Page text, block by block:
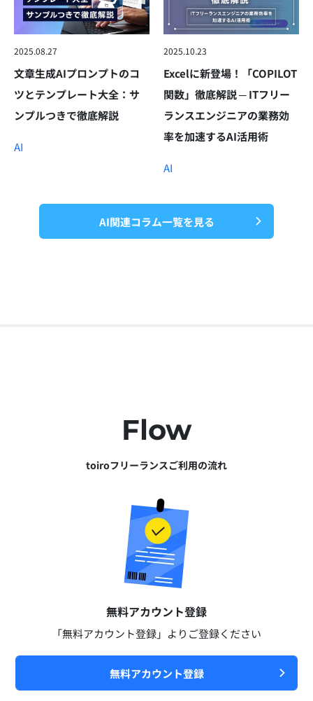
2025.08.27
文章生成AIプロンプトのコ
ツとテンプレート大全：サ
ンプルつきで徹底解説
AI
2025.10.23
Excelに新登場！「COPILOT
関数」徹底解説 ─ ITフリー
ランスエンジニアの業務効
率を加速するAI活用術
AI
AI関連コラム一覧を見る
Flow
toiroフリーランスご利用の流れ
無料アカウント登録​
「無料アカウント登録」よりご登録ください​
無料アカウント登録